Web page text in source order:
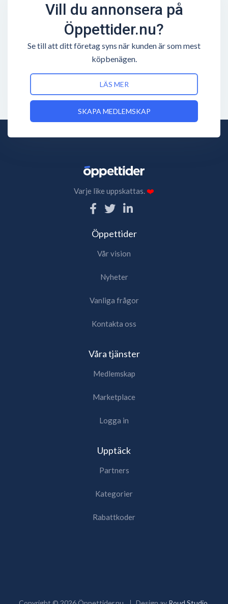
Vill du annonsera på
Öppettider.nu?
Se till att ditt företag syns när kunden är som mest
köpbenägen.
LÄS MER
SKAPA MEDLEMSKAP
Varje like uppskattas.❤️
Öppettider
Vår vision
Nyheter
Vanliga frågor
Kontakta oss
Våra tjänster
Medlemskap
Marketplace
Logga in
Upptäck
Partners
Kategorier
Rabattkoder